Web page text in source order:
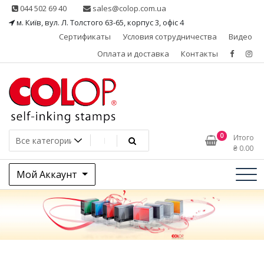
Skip 044 502 69 40
sales@colop.com.ua
м. Київ, вул. Л. Толстого 63-65, корпус 3, офіс 4
Сертификаты
Условия сотрудничества
Видео
Оплата и доставка
Контакты
КОЛОП – эксклюзивный
представитель в Украине
одного из ведущих
производителей
штемпельной продукции,
0
Итого
₴ 0.00
Мой Аккаунт